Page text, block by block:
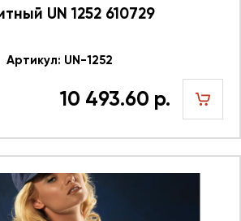
UN 1252 610729
Артикул: UN-1252
10 493.60 р.